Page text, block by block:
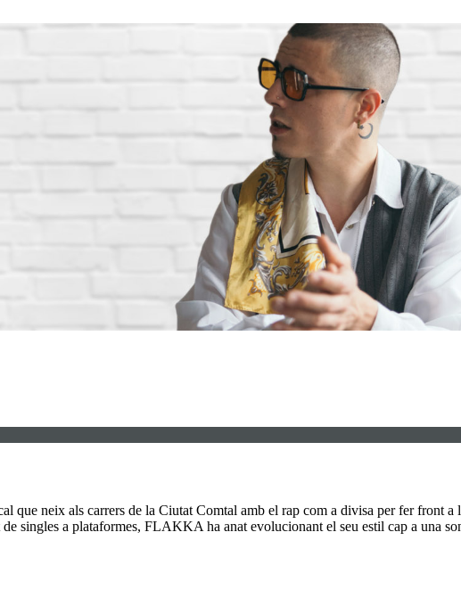
que neix als carrers de la Ciutat Comtal amb el rap com a divisa per fer front a
singles a plataformes, FLAKKA ha anat evolucionant el seu estil cap a una